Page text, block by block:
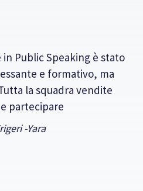
Public Speaking è stato
e formativo, ma
la squadra vendite
partecipare
-Yara